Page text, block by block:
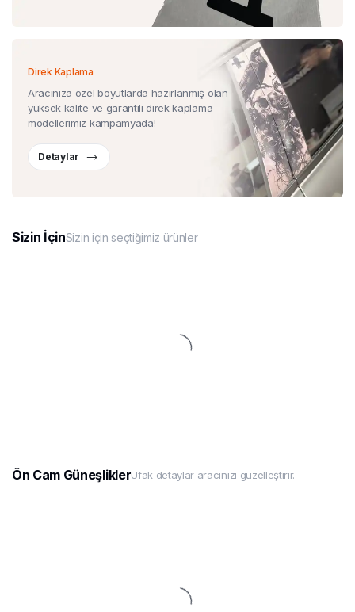
Direk Kaplama
Aracınıza özel boyutlarda hazırlanmış olan
yüksek kalite ve garantili direk kaplama
modellerimiz kampamyada!
Detaylar
Sizin İçinSizin için seçtiğimiz ürünler
Ön Cam GüneşliklerUfak detaylar aracınızı güzelleştirir.